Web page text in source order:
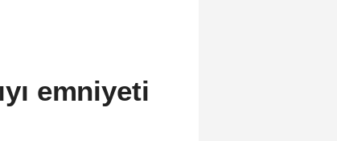
emniyeti